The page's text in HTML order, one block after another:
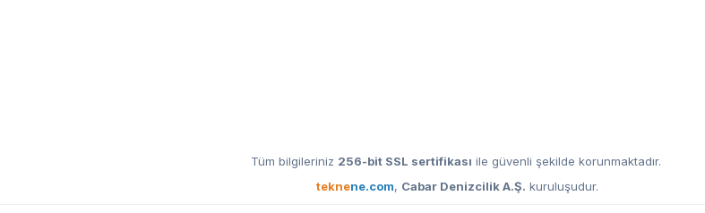
Tüm bilgileriniz 256-bit SSL sertifikası ile güvenli şekilde korunmaktadır.
teknene.com, Cabar Denizcilik A.Ş. kuruluşudur.